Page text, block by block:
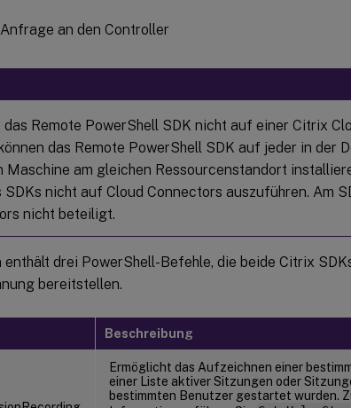
Remote PowerShell SDK nicht auf einer Citrix
das Remote PowerShell SDK auf jeder in der
Maschine am gleichen Ressourcenstandort
SDKs nicht auf Cloud Connectors auszuführen. Am
nicht beteiligt.
enthält drei PowerShell-Befehle, die beide Citrix
bereitstellen.
Beschreibung
Ermöglicht das Aufzeichnen einer
einer Liste aktiver Sitzungen oder
bestimmten Benutzer gestartet wurden.